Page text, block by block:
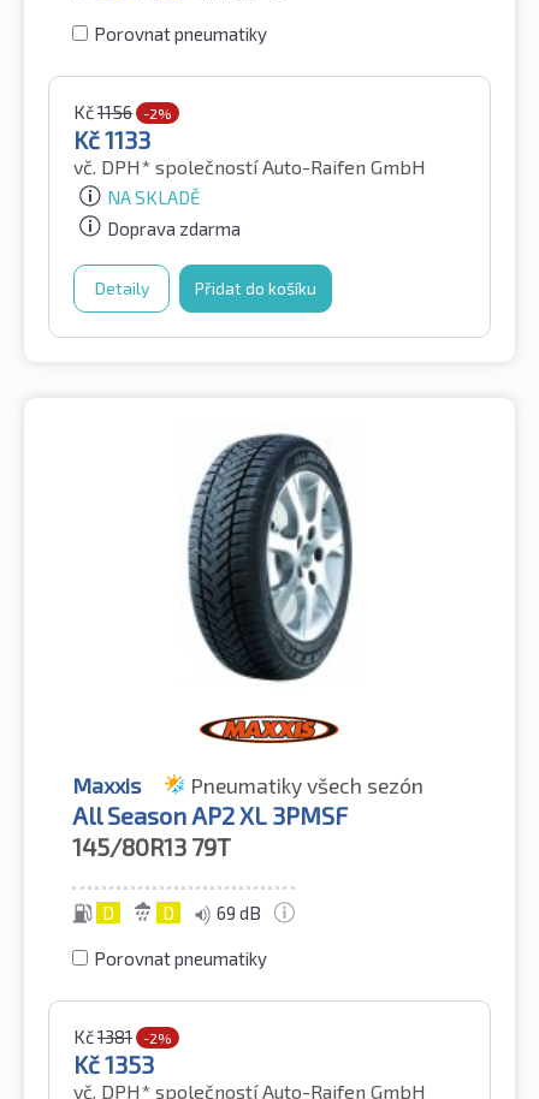
Porovnat pneumatiky
Kč1156 -2%
Kč1133
vč. DPH* společností Auto-Raifen GmbH
NA SKLADĚ
Doprava zdarma
Detaily Přidat do košíku
Maxxis Pneumatiky všech sezón
All Season AP2 XL 3PMSF
145/80R13 79T
D D 69 dB
Porovnat pneumatiky
Kč1381 -2%
Kč1353
vč. DPH* společností Auto-Raifen GmbH